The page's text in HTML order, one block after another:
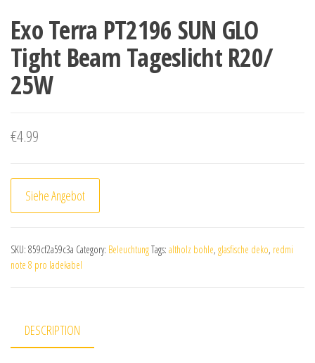
Exo Terra PT2196 SUN GLO
Tight Beam Tageslicht R20/
25W
€4.99
Siehe Angebot
SKU: 859cf2a59c3a Category: BeleuchtungTags: altholz bohle, glasfische deko, redmi
note 8 pro ladekabel
DESCRIPTION